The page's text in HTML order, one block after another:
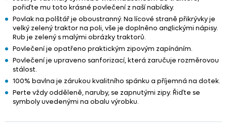
pořiďte mu toto krásné povlečení z naší nabídky.
Povlak na polštář je oboustranný. Na lícové straně přikrývky je
velký zelený traktor na poli, vše je doplněno anglickými nápisy.
Rub je zelený s malými obrázky traktorů.
Povlečení je opatřeno praktickým zipovým zapínáním.
Povlečení je upraveno sanforizací, která zaručuje rozměrovou
stálost.
100% bavlna je zárukou kvalitního spánku a příjemná na dotek.
Perte vždy odděleně, naruby, se zapnutými zipy. Řiďte se
symboly uvedenými na obalu výrobku.